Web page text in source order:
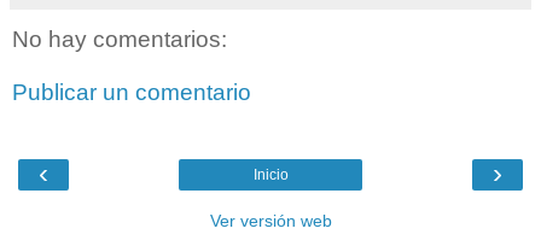
No hay comentarios:
Publicar un comentario
‹ ›
Inicio
Ver versión web